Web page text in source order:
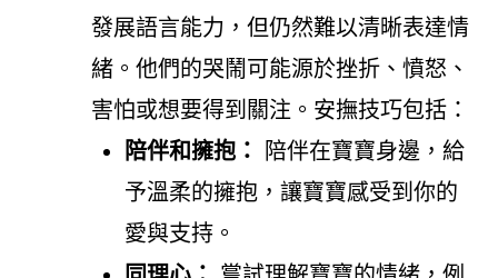
發展語言能力，但仍然難以清晰表達情
緒。他們的哭鬧可能源於挫折、憤怒、
害怕或想要得到關注。安撫技巧包括：
陪伴和擁抱：
陪伴在寶寶身邊，給
予溫柔的擁抱，讓寶寶感受到你的
愛與支持。